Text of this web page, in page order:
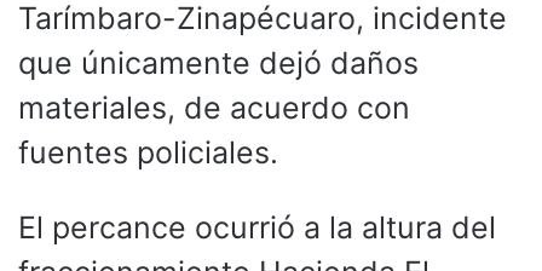
Tarímbaro-Zinapécuaro, incidente
que únicamente dejó daños
materiales, de acuerdo con
fuentes policiales.
El percance ocurrió a la altura del